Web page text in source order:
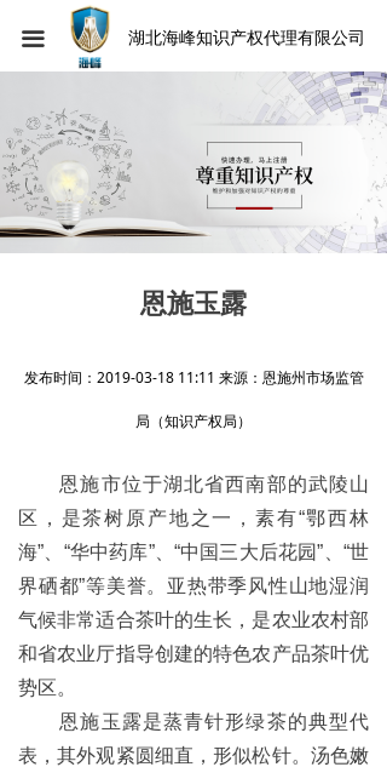
끀 湖北海峰知识产权代理有限公司
恩施玉露
发布时间：2019-03-18 11:11 来源：恩施州市场监管
局（知识产权局）
恩施市位于湖北省西南部的武陵山
区，是茶树原产地之一，素有“鄂西林
海”、“华中药库”、“中国三大后花园”、“世
界硒都”等美誉。亚热带季风性山地湿润
气候非常适合茶叶的生长，是农业农村部
和省农业厅指导创建的特色农产品茶叶优
势区。
恩施玉露是蒸青针形绿茶的典型代
表，其外观紧圆细直，形似松针。汤色嫩